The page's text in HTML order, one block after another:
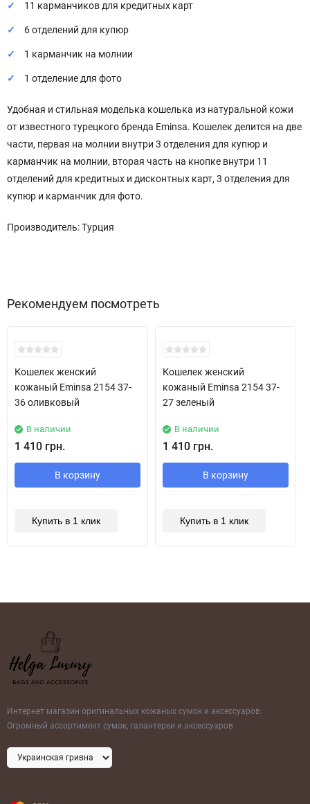
11 карманчиков для кредитных карт
6 отделений для купюр
1 карманчик на молнии
1 отделение для фото
Удобная и стильная моделька кошелька из натуральной кожи
от известного турецкого бренда Eminsa. Кошелек делится на две
части, первая на молнии внутри 3 отделения для купюр и
карманчик на молнии, вторая часть на кнопке внутри 11
отделений для кредитных и дисконтных карт, 3 отделения для
купюр и карманчик для фото.
Производитель: Турция
Рекомендуем посмотреть
Кошелек женский
кожаный Eminsa 2154 37-
36 оливковый
В наличии
1 410 грн.
В корзину
Купить в 1 клик
Кошелек женский
кожаный Eminsa 2154 37-
27 зеленый
В наличии
1 410 грн.
В корзину
Купить в 1 клик
Интернет магазин оригинальных кожаных сумок и аксессуаров.
Огромный ассортимент сумок, галантереи и аксессуаров